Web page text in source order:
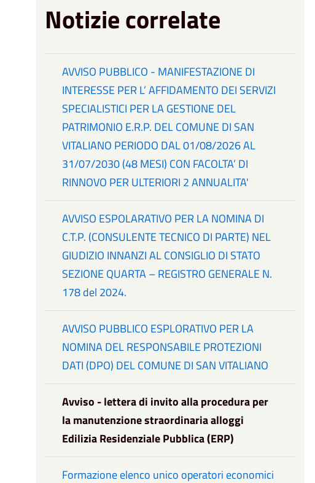
Notizie correlate
AVVISO PUBBLICO - MANIFESTAZIONE DI
INTERESSE PER L’ AFFIDAMENTO DEI SERVIZI
SPECIALISTICI PER LA GESTIONE DEL
PATRIMONIO E.R.P. DEL COMUNE DI SAN
VITALIANO PERIODO DAL 01/08/2026 AL
31/07/2030 (48 MESI) CON FACOLTA’ DI
RINNOVO PER ULTERIORI 2 ANNUALITA'
AVVISO ESPOLARATIVO PER LA NOMINA DI
C.T.P. (CONSULENTE TECNICO DI PARTE) NEL
GIUDIZIO INNANZI AL CONSIGLIO DI STATO
SEZIONE QUARTA – REGISTRO GENERALE N.
178 del 2024.
AVVISO PUBBLICO ESPLORATIVO PER LA
NOMINA DEL RESPONSABILE PROTEZIONI
DATI (DPO) DEL COMUNE DI SAN VITALIANO
Avviso - lettera di invito alla procedura per
la manutenzione straordinaria alloggi
Edilizia Residenziale Pubblica (ERP)
Formazione elenco unico operatori economici